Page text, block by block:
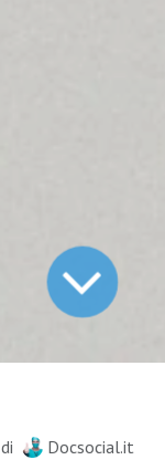
di Docsocial.it